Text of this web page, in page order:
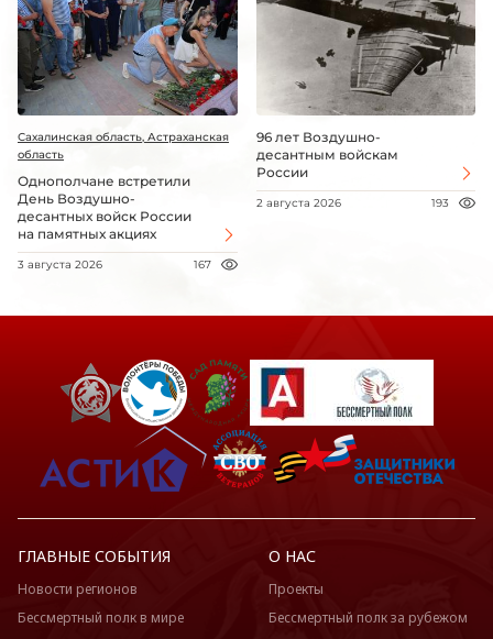
Сахалинская область, Астраханская
область
Однополчане встретили
День Воздушно-
десантных войск России
на памятных акциях
3 августа 2026 167
96 лет Воздушно-
десантным войскам
России
2 августа 2026 193
ГЛАВНЫЕ СОБЫТИЯ
Новости регионов
Бессмертный полк в мире
О НАС
Проекты
Бессмертный полк за рубежом